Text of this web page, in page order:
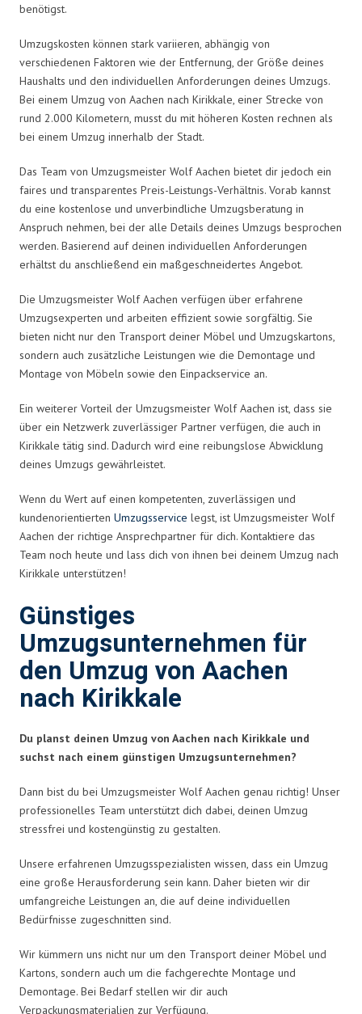
benötigst.
Umzugskosten können stark variieren, abhängig von
verschiedenen Faktoren wie der Entfernung, der Größe deines
Haushalts und den individuellen Anforderungen deines Umzugs.
Bei einem Umzug von Aachen nach Kirikkale, einer Strecke von
rund 2.000 Kilometern, musst du mit höheren Kosten rechnen als
bei einem Umzug innerhalb der Stadt.
Das Team von Umzugsmeister Wolf Aachen bietet dir jedoch ein
faires und transparentes Preis-Leistungs-Verhältnis. Vorab kannst
du eine kostenlose und unverbindliche Umzugsberatung in
Anspruch nehmen, bei der alle Details deines Umzugs besprochen
werden. Basierend auf deinen individuellen Anforderungen
erhältst du anschließend ein maßgeschneidertes Angebot.
Die Umzugsmeister Wolf Aachen verfügen über erfahrene
Umzugsexperten und arbeiten effizient sowie sorgfältig. Sie
bieten nicht nur den Transport deiner Möbel und Umzugskartons,
sondern auch zusätzliche Leistungen wie die Demontage und
Montage von Möbeln sowie den Einpackservice an.
Ein weiterer Vorteil der Umzugsmeister Wolf Aachen ist, dass sie
über ein Netzwerk zuverlässiger Partner verfügen, die auch in
Kirikkale tätig sind. Dadurch wird eine reibungslose Abwicklung
deines Umzugs gewährleistet.
Wenn du Wert auf einen kompetenten, zuverlässigen und
kundenorientierten Umzugsservice legst, ist Umzugsmeister Wolf
Aachen der richtige Ansprechpartner für dich. Kontaktiere das
Team noch heute und lass dich von ihnen bei deinem Umzug nach
Kirikkale unterstützen!
Günstiges
Umzugsunternehmen für
den Umzug von Aachen
nach Kirikkale
Du planst deinen Umzug von Aachen nach Kirikkale und
suchst nach einem günstigen Umzugsunternehmen?
Dann bist du bei Umzugsmeister Wolf Aachen genau richtig! Unser
professionelles Team unterstützt dich dabei, deinen Umzug
stressfrei und kostengünstig zu gestalten.
Unsere erfahrenen Umzugsspezialisten wissen, dass ein Umzug
eine große Herausforderung sein kann. Daher bieten wir dir
umfangreiche Leistungen an, die auf deine individuellen
Bedürfnisse zugeschnitten sind.
Wir kümmern uns nicht nur um den Transport deiner Möbel und
Kartons, sondern auch um die fachgerechte Montage und
Demontage. Bei Bedarf stellen wir dir auch
Verpackungsmaterialien zur Verfügung.